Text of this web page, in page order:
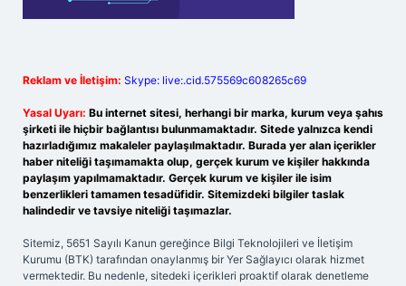
Reklam ve İletişim: Skype: live:.cid.575569c608265c69
Yasal Uyarı: Bu internet sitesi, herhangi bir marka, kurum veya şahıs
şirketi ile hiçbir bağlantısı bulunmamaktadır. Sitede yalnızca kendi
hazırladığımız makaleler paylaşılmaktadır. Burada yer alan içerikler
haber niteliği taşımamakta olup, gerçek kurum ve kişiler hakkında
paylaşım yapılmamaktadır. Gerçek kurum ve kişiler ile isim
benzerlikleri tamamen tesadüfidir. Sitemizdeki bilgiler taslak
halindedir ve tavsiye niteliği taşımazlar.
Sitemiz, 5651 Sayılı Kanun gereğince Bilgi Teknolojileri ve İletişim
Kurumu (BTK) tarafından onaylanmış bir Yer Sağlayıcı olarak hizmet
vermektedir. Bu nedenle, sitedeki içerikleri proaktif olarak denetleme